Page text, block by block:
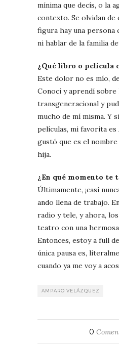
mínima que decís, o la
contexto. Se olvidan de
figura hay una persona
ni hablar de la familia
¿Qué libro o película
Este dolor no es mío,
Conocí y aprendí sobre
transgeneracional y
mucho de mí misma. Y
películas, mi favorita es
gustó que es el
hija.
¿En qué momento te
Últimamente, ¡casi
ando llena de trabajo.
radio y tele, y ahora,
teatro con una
Entonces, estoy a full
única pausa es,
cuando ya me voy a
AMPARO VELÁZQUEZ
0